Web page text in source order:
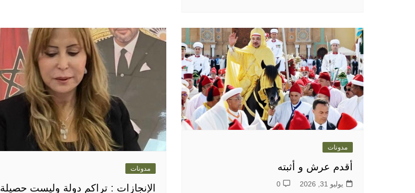
مدونات
أقدم عرش و أثبته
يوليو 31, 2026 0
مدونات
الإنجازات : تراكم دولة وليست حصيلة